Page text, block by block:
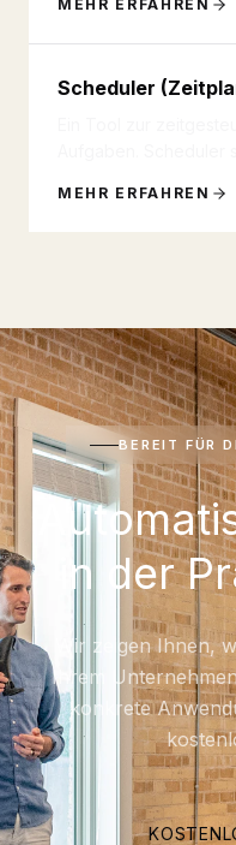
MEHR ERFAHREN
Scheduler
MEHR ERFAHREN
BEREIT FÜR
in der
Wir zeigen Ihnen,
Ihrem
konkrete